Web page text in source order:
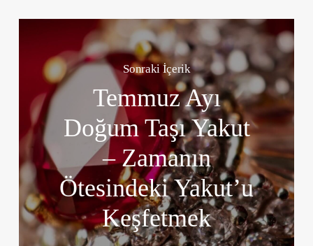
Sonraki İçerik
Temmuz Ayı
Doğum Taşı Yakut
– Zamanın
Ötesindeki Yakut’u
Keşfetmek